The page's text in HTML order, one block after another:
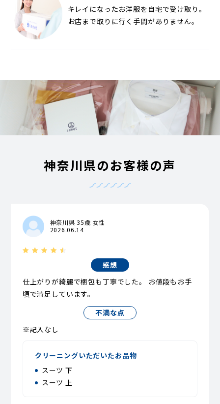
キレイになったお洋服を自宅で受け取り。
お店まで取りに行く手間がありません。
神奈川県のお客様の声
神奈川県 35歳 女性
2026.06.14
感想
仕上がりが綺麗で梱包も丁寧でした。 お値段もお手
頃で満足しています。
不満な点
※記入なし
クリーニングいただいたお品物
スーツ 下
スーツ 上